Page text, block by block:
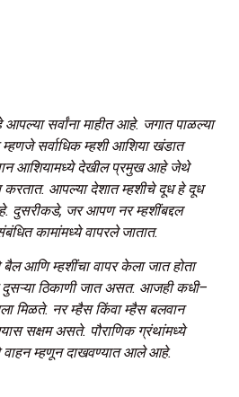
आपल्या सर्वांना माहीत आहे. जगात पाळल्या
म्हणजे सर्वाधिक म्हशी आशिया खंडात
आशियामध्ये देखील प्रमुख आहे जेथे
करतात. आपल्या देशात म्हशीचे दूध हे दूध
. दुसरीकडे, जर आपण नर म्हशींबद्दल
कामांमध्ये वापरले जातात.
बैल आणि म्हशींचा वापर केला जात होता
दुसऱ्या ठिकाणी जात असत. आजही कधी–
मिळते. नर म्हैस किंवा म्हैस बलवान
सक्षम असते. पौराणिक ग्रंथांमध्ये
वाहन म्हणून दाखवण्यात आले आहे.